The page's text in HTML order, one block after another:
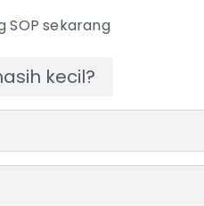
SOP sekarang
kecil?